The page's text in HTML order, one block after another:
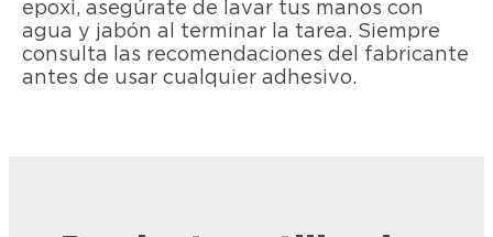
epoxi, asegúrate de lavar tus manos con
agua y jabón al terminar la tarea. Siempre
consulta las recomendaciones del fabricante
antes de usar cualquier adhesivo.